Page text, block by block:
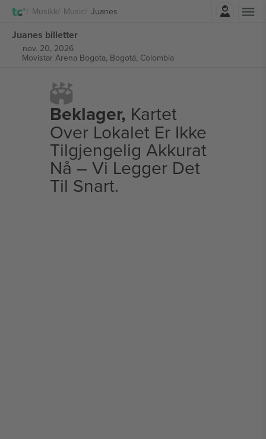
Musikk Music Juanes
Juanes billetter
nov. 20, 2026
Movistar Arena Bogota, Bogotá, Colombia
Beklager, Kartet
Over Lokalet Er Ikke
Tilgjengelig Akkurat
Nå – Vi Legger Det
Til Snart.